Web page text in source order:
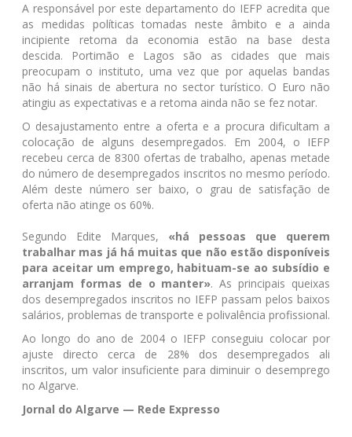
A responsável por este departamento do IEFP acredita que
as medidas políticas tomadas neste âmbito e a ainda
incipiente retoma da economia estão na base desta
descida. Portimão e Lagos são as cidades que mais
preocupam o instituto, uma vez que por aquelas bandas
não há sinais de abertura no sector turístico. O Euro não
atingiu as expectativas e a retoma ainda não se fez notar.
O desajustamento entre a oferta e a procura dificultam a
colocação de alguns desempregados. Em 2004, o IEFP
recebeu cerca de 8300 ofertas de trabalho, apenas metade
do número de desempregados inscritos no mesmo período.
Além deste número ser baixo, o grau de satisfação de
oferta não atinge os 60%.
Segundo Edite Marques, «há pessoas que querem
trabalhar mas já há muitas que não estão disponíveis
para aceitar um emprego, habituam-se ao subsídio e
arranjam formas de o manter». As principais queixas
dos desempregados inscritos no IEFP passam pelos baixos
salários, problemas de transporte e polivalência profissional.
Ao longo do ano de 2004 o IEFP conseguiu colocar por
ajuste directo cerca de 28% dos desempregados ali
inscritos, um valor insuficiente para diminuir o desemprego
no Algarve.
Jornal do Algarve — Rede Expresso